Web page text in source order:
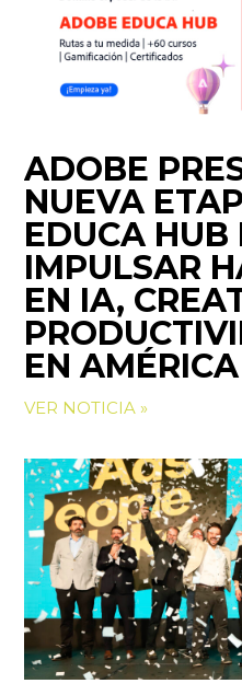
ADOBE
NUEVA
EDUCA HUB
IMPULSAR
EN IA,
EN
VER NOTICIA »